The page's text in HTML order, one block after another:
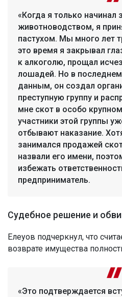
«Когда я только начинал
животноводством, я
пастухом. Мы много лет
это время я закрывал
к алкоголю, прощал
лошадей. Но в
данным, он создал
преступную группу и
мне скот в особо
участники этой группы
отбывают наказание.
занимался продажей
назвали его имени,
избежать
предприниматель.
Судебное решение и
Елеуов подчеркнул, что
возврате имущества
«Это подтверждается